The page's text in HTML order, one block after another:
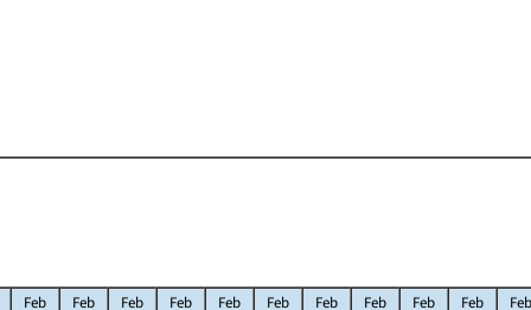
Feb
Feb
Feb
Feb
Feb
Feb
Feb
Feb
Feb
Feb
Feb